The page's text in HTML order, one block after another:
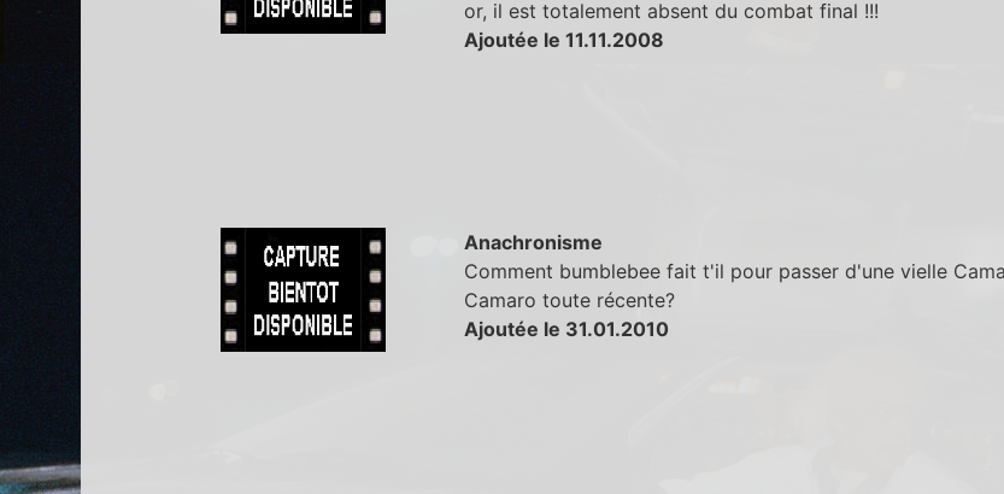
or, il est totalement absent du combat final !!!
Ajoutée le 11.11.2008
Anachronisme
Comment bumblebee fait t'il pour passer d'une vielle
Camaro toute récente?
Ajoutée le 31.01.2010